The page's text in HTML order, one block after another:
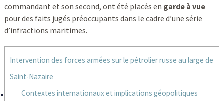
commandant et son second, ont été placés en garde à vue
pour des faits jugés préoccupants dans le cadre d’une série
d’infractions maritimes.
Intervention des forces armées sur le pétrolier russe au large de
Saint-Nazaire
Contextes internationaux et implications géopolitiques